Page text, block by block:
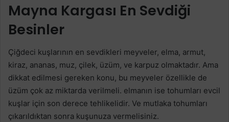
Mayna Kargası En Sevdiği
Besinler
Çiğdeci kuşlarının en sevdikleri meyveler, elma, armut,
kiraz, ananas, muz, çilek, üzüm, ve karpuz olmaktadır. Ama
dikkat edilmesi gereken konu, bu meyveler özellikle de
üzüm çok az miktarda verilmeli. elmanın ise tohumları evcil
kuşlar için son derece tehlikelidir. Ve mutlaka tohumları
çıkarıldıktan sonra kuşunuza vermelisiniz.